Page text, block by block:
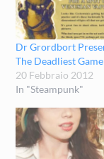
Dr Grordbort
The Deadliest Game
20 Febbraio 2012
In "Steampunk"